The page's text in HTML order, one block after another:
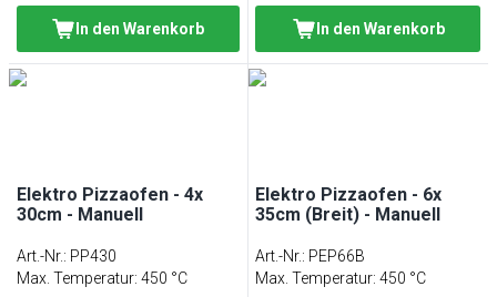
In den Warenkorb In den Warenkorb
Elektro Pizzaofen - 4x
30cm - Manuell
Art.-Nr.: PP430
Max. Temperatur: 450 °C
Elektro Pizzaofen - 6x
35cm (Breit) - Manuell
Art.-Nr.: PEP66B
Max. Temperatur: 450 °C